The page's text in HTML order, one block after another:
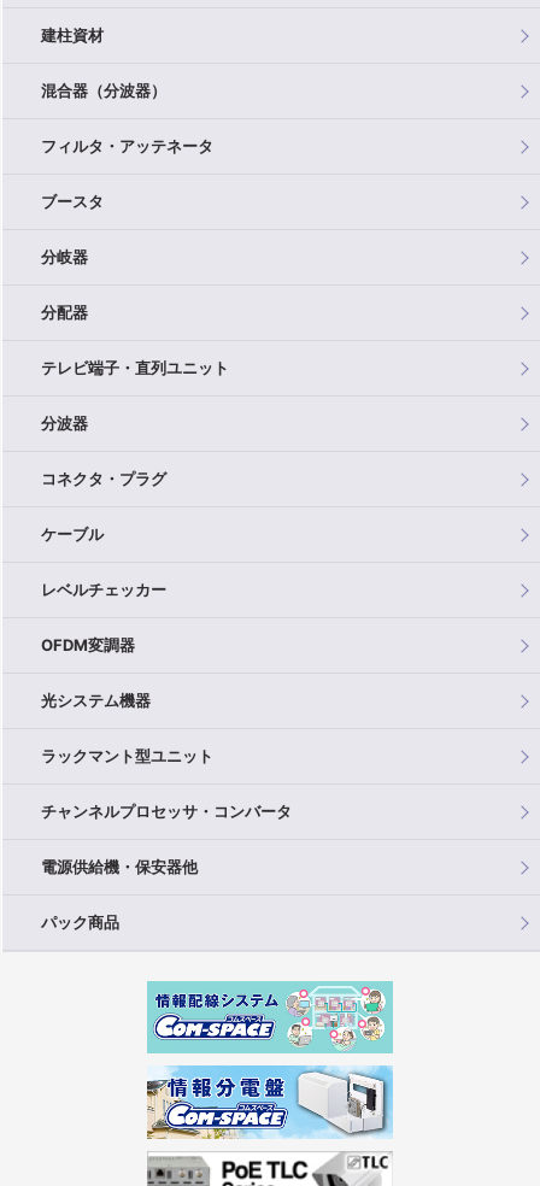
建柱資材
混合器（分波器）
フィルタ・アッテネータ
ブースタ
分岐器
分配器
テレビ端子・直列ユニット
分波器
コネクタ・プラグ
ケーブル
レベルチェッカー
OFDM変調器
光システム機器
ラックマント型ユニット
チャンネルプロセッサ・コンバータ
電源供給機・保安器他
パック商品